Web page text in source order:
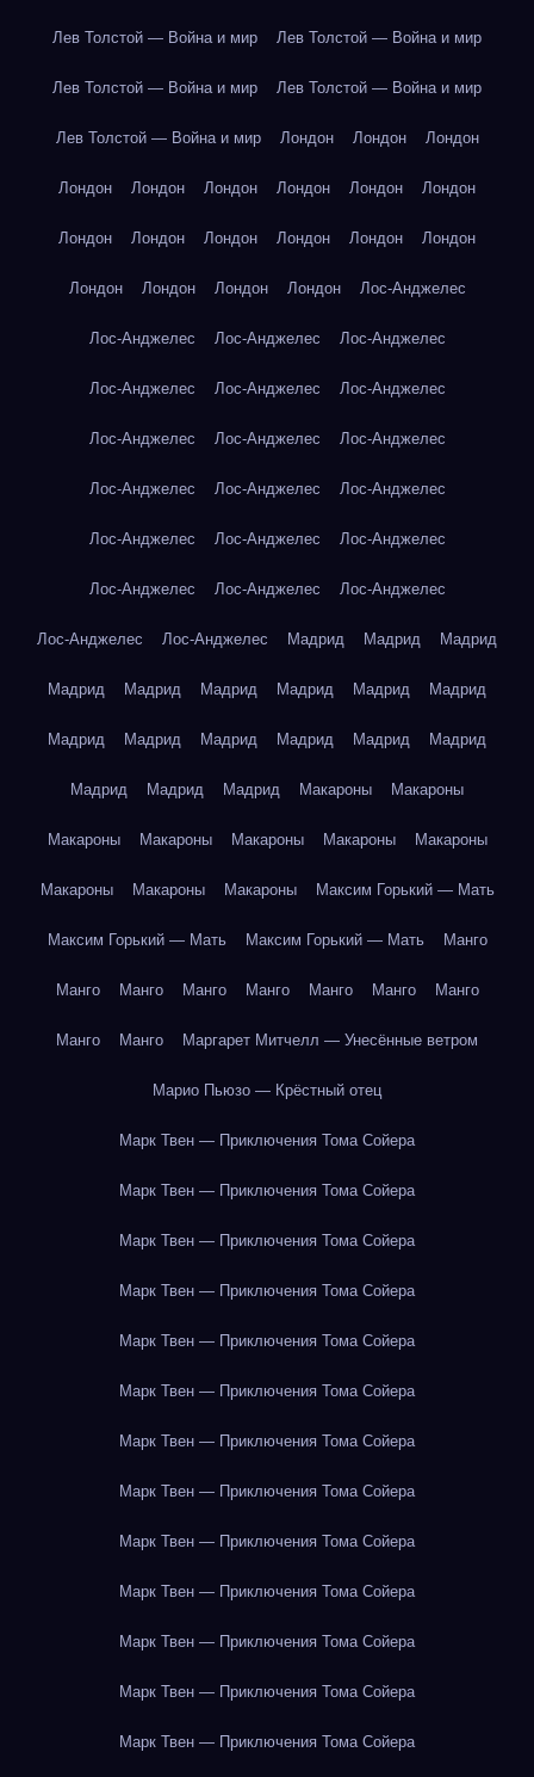
Лев Толстой — Война и мир Лев Толстой — Война и мир
Лев Толстой — Война и мир Лев Толстой — Война и мир
Лев Толстой — Война и мир Лондон Лондон Лондон
Лондон Лондон Лондон Лондон Лондон Лондон
Лондон Лондон Лондон Лондон Лондон Лондон
Лондон Лондон Лондон Лондон Лос-Анджелес
Лос-Анджелес Лос-Анджелес Лос-Анджелес
Лос-Анджелес Лос-Анджелес Лос-Анджелес
Лос-Анджелес Лос-Анджелес Лос-Анджелес
Лос-Анджелес Лос-Анджелес Лос-Анджелес
Лос-Анджелес Лос-Анджелес Лос-Анджелес
Лос-Анджелес Лос-Анджелес Лос-Анджелес
Лос-Анджелес Лос-Анджелес Мадрид Мадрид Мадрид
Мадрид Мадрид Мадрид Мадрид Мадрид Мадрид
Мадрид Мадрид Мадрид Мадрид Мадрид Мадрид
Мадрид Мадрид Мадрид Макароны Макароны
Макароны Макароны Макароны Макароны Макароны
Макароны Макароны Макароны Максим Горький — Мать
Максим Горький — Мать Максим Горький — Мать Манго
Манго Манго Манго Манго Манго Манго Манго
Манго Манго Маргарет Митчелл — Унесённые ветром
Марио Пьюзо — Крёстный отец
Марк Твен — Приключения Тома Сойера
Марк Твен — Приключения Тома Сойера
Марк Твен — Приключения Тома Сойера
Марк Твен — Приключения Тома Сойера
Марк Твен — Приключения Тома Сойера
Марк Твен — Приключения Тома Сойера
Марк Твен — Приключения Тома Сойера
Марк Твен — Приключения Тома Сойера
Марк Твен — Приключения Тома Сойера
Марк Твен — Приключения Тома Сойера
Марк Твен — Приключения Тома Сойера
Марк Твен — Приключения Тома Сойера
Марк Твен — Приключения Тома Сойера